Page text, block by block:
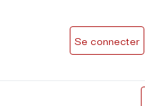
Se connecter